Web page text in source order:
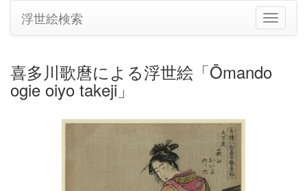
ナ
ビ
シ
浮世絵検索
喜多川歌麿による浮世絵「Ōmando
ogie oiyo takeji」